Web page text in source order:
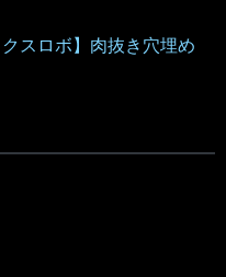
クスロボ】肉抜き穴埋め